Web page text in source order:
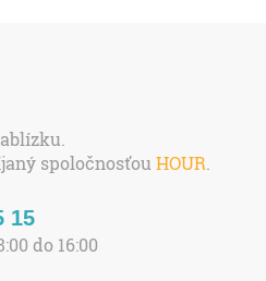
spoločnosťou HOUR.
15
do 16:00